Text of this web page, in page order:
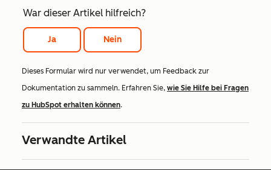
War dieser Artikel hilfreich?
Ja Nein
Dieses Formular wird nur verwendet, um Feedback zur
Dokumentation zu sammeln. Erfahren Sie, wie Sie Hilfe bei Fragen
zu HubSpot erhalten können.
Verwandte Artikel